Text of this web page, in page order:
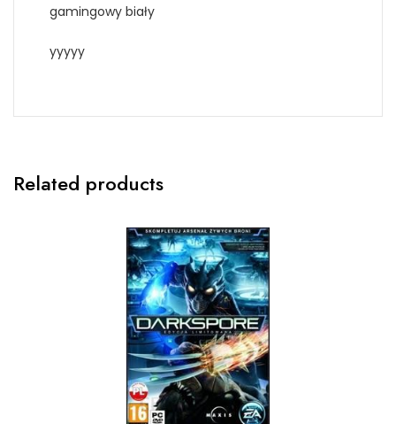
gamingowy biały
yyyyy
Related products